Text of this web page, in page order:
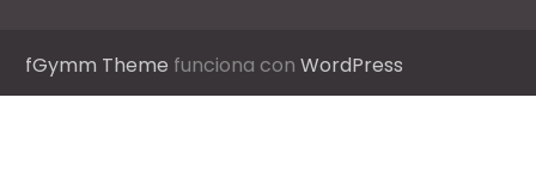
fGymm Theme funciona con WordPress